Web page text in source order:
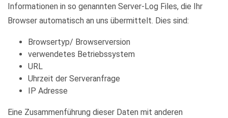
Informationen in so genannten Server-Log Files, die Ihr
Browser automatisch an uns übermittelt. Dies sind:
Browsertyp/ Browserversion
verwendetes Betriebssystem
URL
Uhrzeit der Serveranfrage
IP Adresse
Eine Zusammenführung dieser Daten mit anderen